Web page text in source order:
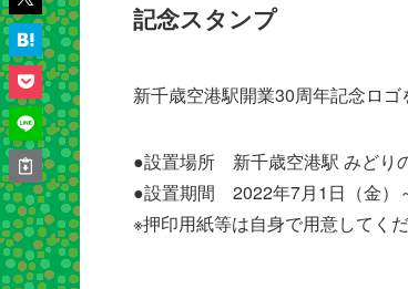
記念スタンプ
新千歳空港駅開業30周年記念ロゴ
●設置場所 新千歳空港駅 みどり
●設置期間 2022年7月1日（金）
※押印用紙等は自身で用意してくだ